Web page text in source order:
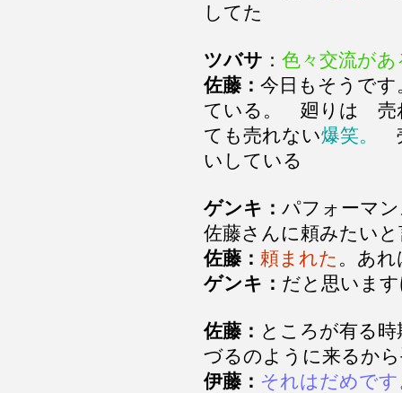
してた
ツバサ ： 色々交流があ
佐藤： 今日もそうで
ている。 廻りは 売
ても売れない爆笑。
いしている
ゲンキ： パフォーマ
佐藤さんに頼みたい
佐藤： 頼まれた 。あ
ゲンキ： だと思いま
佐藤： ところが有る
づるのように来るか
伊藤： それはだめで